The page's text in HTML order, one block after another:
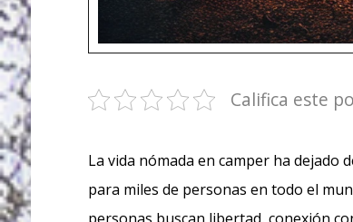
Califica este
La vida nómada en camper ha dejado
para miles de personas en todo el